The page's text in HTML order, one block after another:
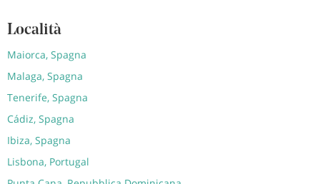
Località
Maiorca, Spagna
Malaga, Spagna
Tenerife, Spagna
Cádiz, Spagna
Ibiza, Spagna
Lisbona, Portugal